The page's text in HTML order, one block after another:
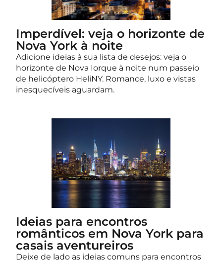
Imperdível: veja o horizonte de
Nova York à noite
Adicione ideias à sua lista de desejos: veja o
horizonte de Nova Iorque à noite num passeio
de helicóptero HeliNY. Romance, luxo e vistas
inesquecíveis aguardam.
Ideias para encontros
românticos em Nova York para
casais aventureiros
Deixe de lado as ideias comuns para encontros